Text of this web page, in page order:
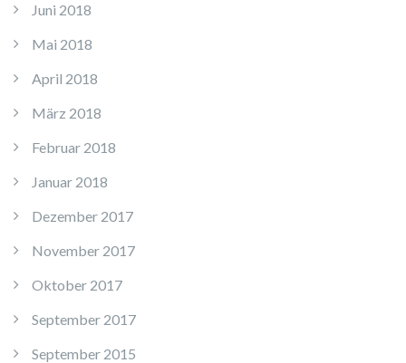
Juni 2018
Mai 2018
April 2018
März 2018
Februar 2018
Januar 2018
Dezember 2017
November 2017
Oktober 2017
September 2017
September 2015